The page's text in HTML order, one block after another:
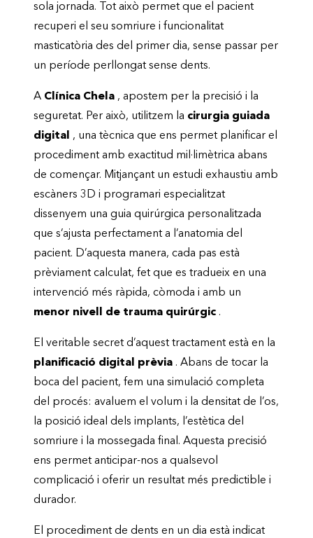
sola jornada. Tot això permet que el pacient
recuperi el seu somriure i funcionalitat
masticatòria des del primer dia, sense passar per
un període perllongat sense dents.
A Clínica Chela , apostem per la precisió i la
seguretat. Per això, utilitzem la cirurgia guiada
digital
, una tècnica que ens permet planificar el
procediment amb exactitud mil·limètrica abans
de començar. Mitjançant un estudi exhaustiu amb
escàners 3D i programari especialitzat
dissenyem una guia quirúrgica personalitzada
que s’ajusta perfectament a l’anatomia del
pacient. D’aquesta manera, cada pas està
prèviament calculat, fet que es tradueix en una
intervenció més ràpida, còmoda i amb un
menor nivell de trauma quirúrgic .
El veritable secret d’aquest tractament està en la
planificació digital prèvia . Abans de tocar la
boca del pacient, fem una simulació completa
del procés: avaluem el volum i la densitat de l’os,
la posició ideal dels implants, l’estètica del
somriure i la mossegada final. Aquesta precisió
ens permet anticipar-nos a qualsevol
complicació i oferir un resultat més predictible i
durador.
El procediment de dents en un dia està indicat